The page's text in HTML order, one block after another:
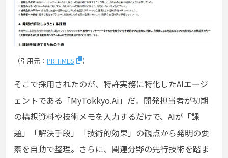
（引用元： PR TIMES ）
そこで採用されたのが、特許実務に特化したAIエージ
ェントである「MyTokkyo.Ai」だ。開発担当者が初期
の構想資料や技術メモを入力するだけで、AIが「課
題」「解決手段」「技術的効果」の観点から発明の要
素を自動で整理。さらに、関連分野の先行技術を踏ま